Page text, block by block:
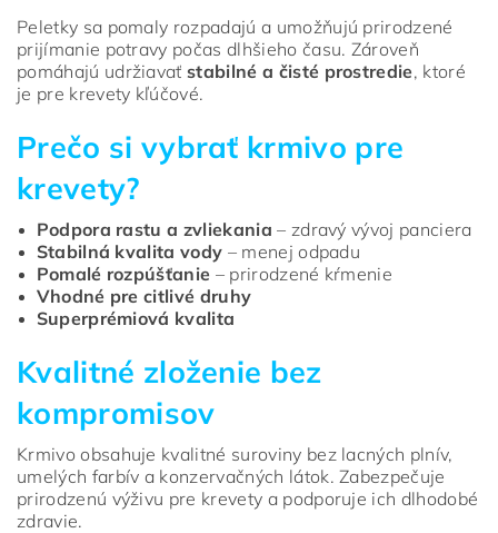
Peletky sa pomaly rozpadajú a umožňujú prirodzené
prijímanie potravy počas dlhšieho času. Zároveň
pomáhajú udržiavaťstabilné a čisté prostredie, ktoré
je pre krevety kľúčové.
Prečo si vybrať krmivo pre
krevety?
Podpora rastu a zvliekania – zdravý vývoj panciera
Stabilná kvalita vody – menej odpadu
Pomalé rozpúšťanie – prirodzené kŕmenie
Vhodné pre citlivé druhy
Superprémiová kvalita
Kvalitné zloženie bez
kompromisov
Krmivo obsahuje kvalitné suroviny bez lacných plnív,
umelých farbív a konzervačných látok. Zabezpečuje
prirodzenú výživu pre krevety a podporuje ich dlhodobé
zdravie.